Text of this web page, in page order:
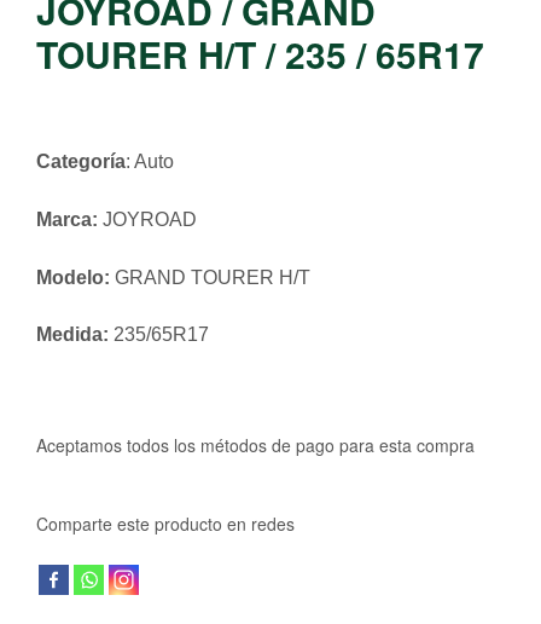
JOYROAD / GRAND
TOURER H/T / 235 / 65R17
Categoría: Auto
Marca: JOYROAD
Modelo: GRAND TOURER H/T
Medida: 235/65R17
Aceptamos todos los métodos de pago para esta compra
Comparte este producto en redes